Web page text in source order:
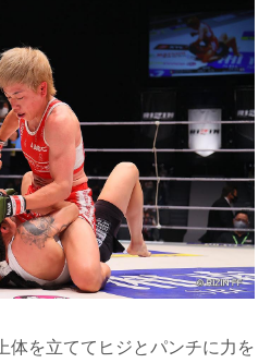
体を立ててヒジとパンチに力を